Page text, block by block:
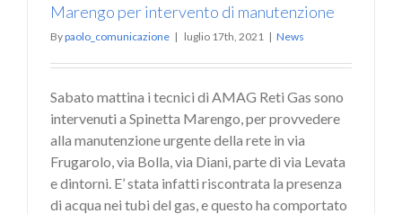
Marengo per intervento di manutenzione
Bypaolo_comunicazione | luglio 17th, 2021 | News
Sabato mattina i tecnici di AMAG Reti Gas sono
intervenuti a Spinetta Marengo, per provvedere
alla manutenzione urgente della rete in via
Frugarolo, via Bolla, via Diani, parte di via Levata
e dintorni. E’ stata infatti riscontrata la presenza
di acqua nei tubi del gas, e questo ha comportato